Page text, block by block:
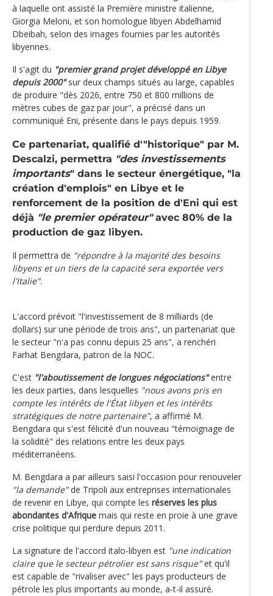
à laquelle ont assisté la Première ministre italienne,
Giorgia Meloni, et son homologue libyen Abdelhamid
Dbeibah, selon des images fournies par les autorités
libyennes.
Il s'agit du "premier grand projet développé en Libye
depuis 2000"sur deux champs situés au large, capables
de produire "dès 2026, entre 750 et 800 millions de
mètres cubes de gaz par jour", a précisé dans un
communiqué Eni, présente dans le pays depuis 1959.
Ce partenariat, qualifié d'"historique" par M.
Descalzi, permettra "des investissements
importants" dans le secteur énergétique, "la
création d'emplois" en Libye et le
renforcement de la position de d'Eni qui est
déjà "le premier opérateur"avec 80% de la
production de gaz libyen.
Il permettra de "répondre à la majorité des besoins
libyens et un tiers de la capacité sera exportée vers
l'Italie".
L'accord prévoit "l'investissement de 8 milliards (de
dollars) sur une période de trois ans", un partenariat que
le secteur "n'a pas connu depuis 25 ans", a renchéri
Farhat Bengdara, patron de la NOC.
C'est "l'aboutissement de longues négociations"entre
les deux parties, dans lesquelles "nous avons pris en
compte les intérêts de l'État libyen et les intérêts
stratégiques de notre partenaire", a affirmé M.
Bengdara qui s'est félicité d'un nouveau "témoignage de
la solidité" des relations entre les deux pays
méditerranéens.
M. Bengdara a par ailleurs saisi l'occasion pour renouveler
"la demande"de Tripoli aux entreprises internationales
de revenir en Libye, qui compte les réserves les plus
abondantes d'Afrique mais qui reste en proie à une grave
crise politique qui perdure depuis 2011.
La signature de l'accord italo-libyen est "une indication
claire que le secteur pétrolier est sans risque"et qu'il
est capable de "rivaliser avec" les pays producteurs de
pétrole les plus importants au monde, a-t-il assuré.